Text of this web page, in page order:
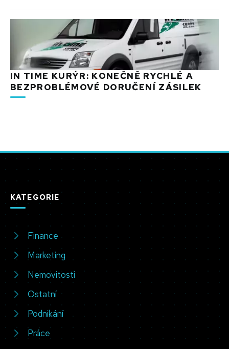
IN TIME KURÝR: KONEČNĚ RYCHLÉ A
BEZPROBLÉMOVÉ DORUČENÍ ZÁSILEK
KATEGORIE
Finance
Marketing
Nemovitosti
Ostatní
Podnikání
Práce